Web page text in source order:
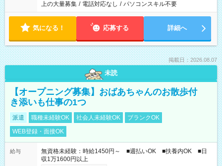
上の大量募集 / 電話対応なし / パソコンスキル不要
気になる！ 応募する 詳細へ
掲載日：2026.08.07
未読
【オープニング募集】おばあちゃんのお散歩付
き添いも仕事の1つ
派遣 職種未経験OK 社会人未経験OK
ブランクOK
WEB登録・面接OK
給与
無資格未経験：時給1450円～ ■週払いOK ■扶養内OK ■日
収1万1600円以上